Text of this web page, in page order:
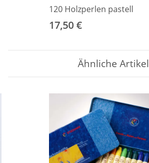
120 Holzperlen pastell
17,50 €
Ähnliche Artikel